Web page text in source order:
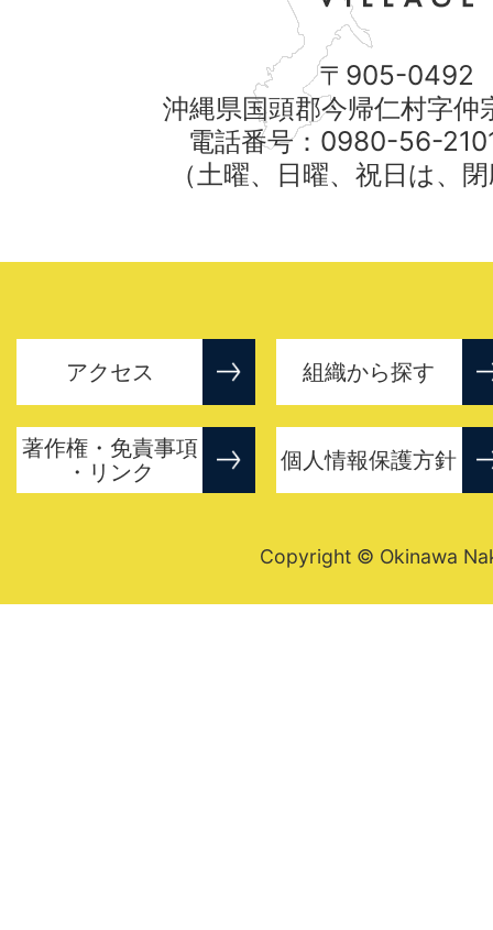
〒905-0492
沖縄県国頭郡今帰仁村字仲
電話番号：0980-56-
（土曜、日曜、祝日は、
アクセス 組織から探す
著作権・免責事項
・リンク
個人情報保護方針
Copyright © Okinawa